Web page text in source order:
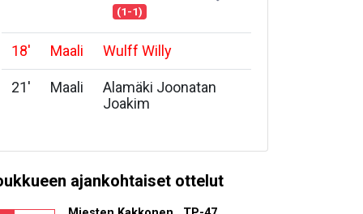
(1-1)
18' Maali Wulff Willy
21' Maali
Alamäki Joonatan
Joakim
ajankohtaiset ottelut